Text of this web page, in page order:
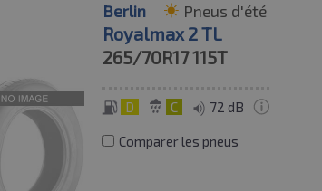
Berlin Pneus d'été
Royalmax 2 TL
265/70R17115T
D C 72 dB
Comparer les pneus